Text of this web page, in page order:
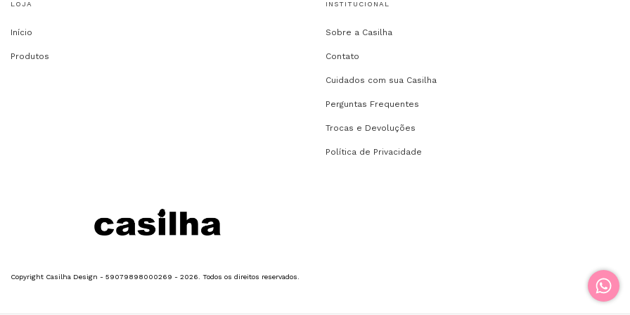
LOJA
Início
Produtos
INSTITUCIONAL
Sobre a Casilha
Contato
Cuidados com sua Casilha
Perguntas Frequentes
Trocas e Devoluções
Política de Privacidade
Copyright Casilha Design - 59079898000269 - 2026. Todos os direitos reservados.